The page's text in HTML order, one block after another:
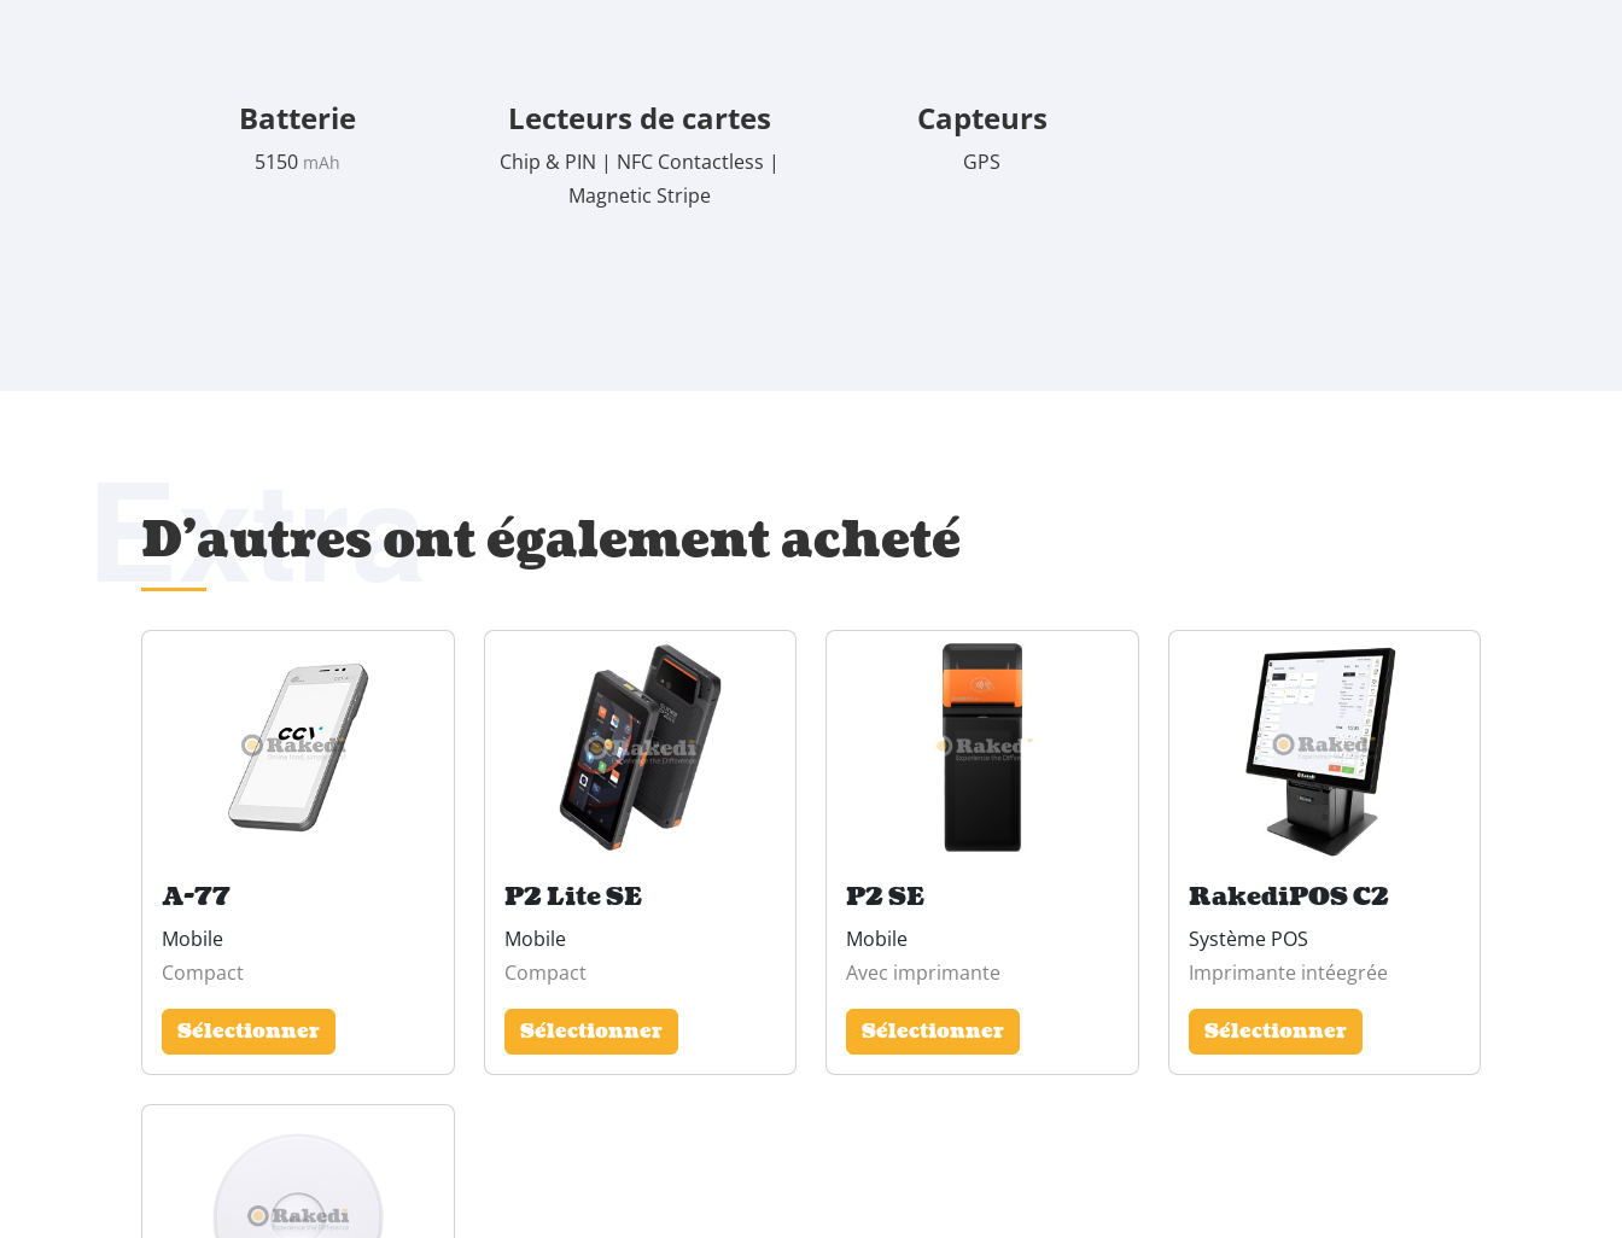
Batterie
5150 mAh
Lecteurs de cartes
Chip & PIN | NFC Contactless |
Magnetic Stripe
Capteurs
GPS
D'autres ont également acheté
Extra
A-77
Mobile
Compact
Sélectionner
P2 Lite SE
Mobile
Compact
Sélectionner
P2 SE
Mobile
Avec imprimante
Sélectionner
RakediPOS C2
Système POS
Imprimante intéegrée
Sélectionner